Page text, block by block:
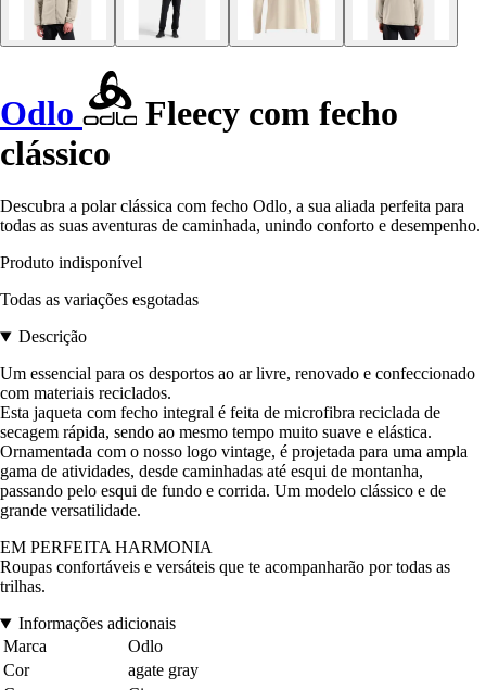
Odlo
Fleecy com fecho
clássico
Descubra a polar clássica com fecho Odlo, a sua aliada perfeita para
todas as suas aventuras de caminhada, unindo conforto e desempenho.
Produto indisponível
Todas as variações esgotadas
Descrição
Um essencial para os desportos ao ar livre, renovado e confeccionado
com materiais reciclados.
Esta jaqueta com fecho integral é feita de microfibra reciclada de
secagem rápida, sendo ao mesmo tempo muito suave e elástica.
Ornamentada com o nosso logo vintage, é projetada para uma ampla
gama de atividades, desde caminhadas até esqui de montanha,
passando pelo esqui de fundo e corrida. Um modelo clássico e de
grande versatilidade.
EM PERFEITA HARMONIA
Roupas confortáveis e versáteis que te acompanharão por todas as
trilhas.
Informações adicionais
Marca
Odlo
Cor
agate gray